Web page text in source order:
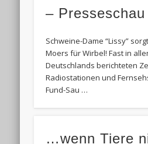
– Presseschau
Schweine-Dame “Lissy”
Moers für Wirbel! Fast in
Deutschlands berichteten
Radiostationen und
Fund-Sau …
…wenn Tiere